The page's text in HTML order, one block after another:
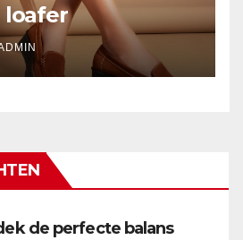
loafer
de perfecte balans